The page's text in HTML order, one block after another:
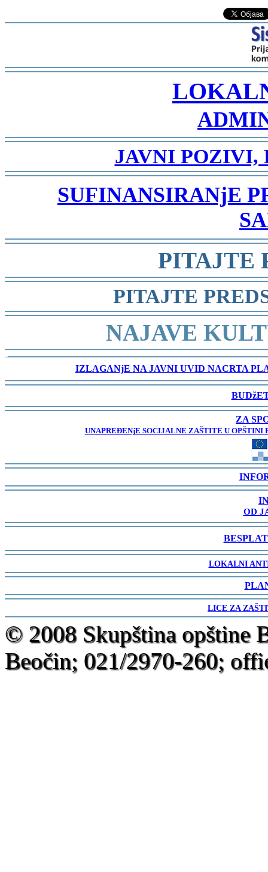
-
-
JAVNI POZIVI,
-
SUFINANSIRANjE
-
PITAJTE
-
PITAJTE
-
NAJAVE
-
IZLAGANjE NA JAVNI UVID NACRTA
-
-
ZA
UNAPREĐENjE SOCIJALNE ZAŠTITE U OPŠTINI
-
-
OD
-
-
LOKALNI
-
-
LICE ZA
© 2008 Skupština opštine
Beočin; 021/2970-260;